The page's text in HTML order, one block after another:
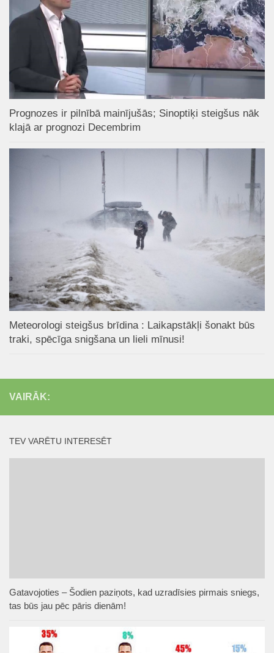
Prognozes ir pilnībā mainījušās; Sinoptiķi steigšus nāk
klajā ar prognozi Decembrim
Meteorologi steigšus brīdina : Laikapstākļi šonakt būs
traki, spēcīga snigšana un lieli mīnusi!
VAIRĀK:
TEV VARĒTU INTERESĒT
Gatavojoties – Šodien paziņots, kad uzradīsies pirmais sniegs,
tas būs jau pēc pāris dienām!